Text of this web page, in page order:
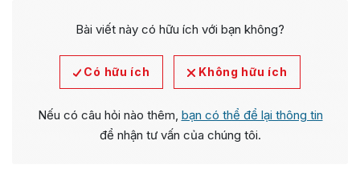
Bài viết này có hữu ích với bạn không?
Có hữu ích Không hữu ích
Nếu có câu hỏi nào thêm, bạn có thể để lại thông tin
để nhận tư vấn của chúng tôi.